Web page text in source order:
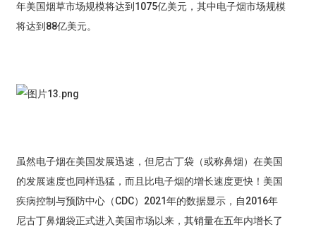
年美国烟草市场规模将达到1075亿美元，其中电子烟市场规模
将达到88亿美元。
虽然电子烟在美国发展迅速，但尼古丁袋（或称鼻烟）在美国
的发展速度也同样迅猛，而且比电子烟的增长速度更快！美国
疾病控制与预防中心（CDC）2021年的数据显示，自2016年
尼古丁鼻烟袋正式进入美国市场以来，其销量在五年内增长了